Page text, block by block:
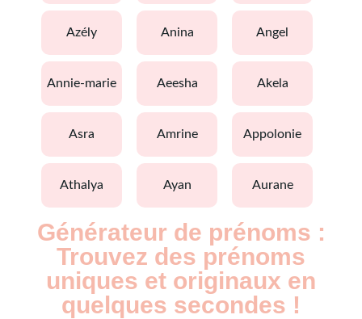
azély anina angel
annie-marie aeesha akela
asra amrine appolonie
athalya ayan aurane
Générateur de prénoms :
Trouvez des prénoms
uniques et originaux en
quelques secondes !